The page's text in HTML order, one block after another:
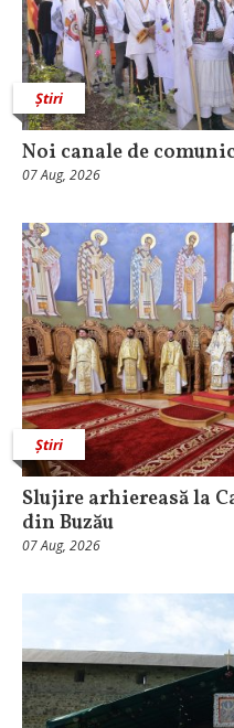
Știri
Noi canale de
07 Aug, 2026
Știri
Slujire arhiereasă la
din Buzău
07 Aug, 2026